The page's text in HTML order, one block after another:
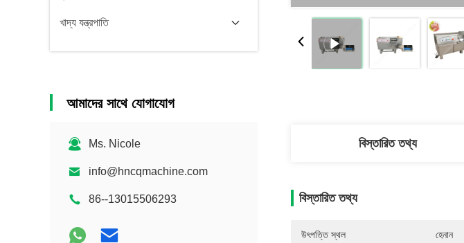
খাদ্য যন্ত্রপাতি
আমাদের সাথে যোগাযোগ
Ms. Nicole
info@hncqmachine.com
86--13015506293
বিস্তারিত তথ্য
বিস্তারিত তথ্য
উৎপত্তি স্থল হেনান